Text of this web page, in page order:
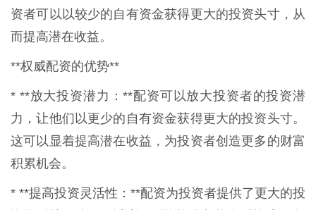
资者可以以较少的自有资金获得更大的投资头寸，从
而提高潜在收益。
**权威配资的优势**
* **放大投资潜力：**配资可以放大投资者的投资潜
力，让他们以更少的自有资金获得更大的投资头寸。
这可以显着提高潜在收益，为投资者创造更多的财富
积累机会。
* **提高投资灵活性：**配资为投资者提供了更大的投